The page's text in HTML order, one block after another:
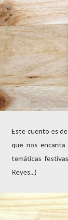
Este cuento es
que nos
temáticas
Reyes...)